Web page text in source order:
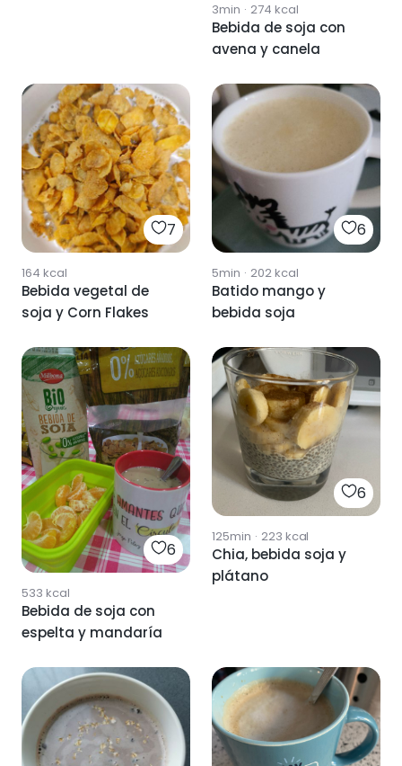
3min · 274 kcal
Bebida de soja con
avena y canela
7
164 kcal
Bebida vegetal de
soja y Corn Flakes
6
5min · 202kcal
Batido mango y
bebida soja
6
533 kcal
Bebida de soja con
espelta y mandaría
6
125min · 223 kcal
Chia, bebida soja y
plátano